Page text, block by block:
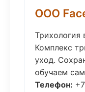
ООО
Трихология
Комплекс
уход.
обучаем
Телефон: